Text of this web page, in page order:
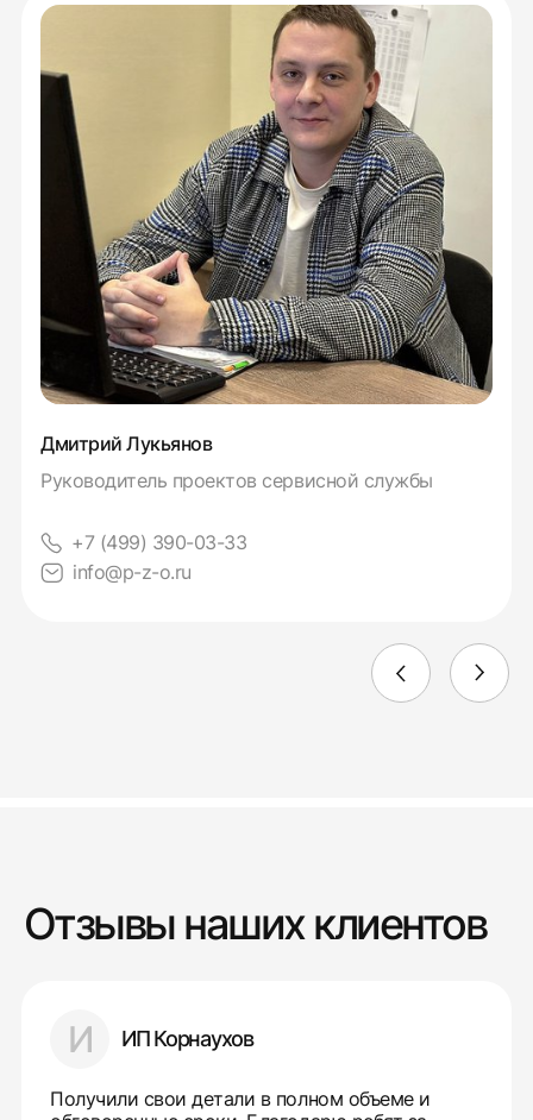
Дмитрий Лукьянов
Руководитель проектов сервисной службы
+7 (499) 390-03-33
info@p-z-o.ru
Отзывы наших клиентов
И ИП Корнаухов
Получили свои детали в полном объеме и